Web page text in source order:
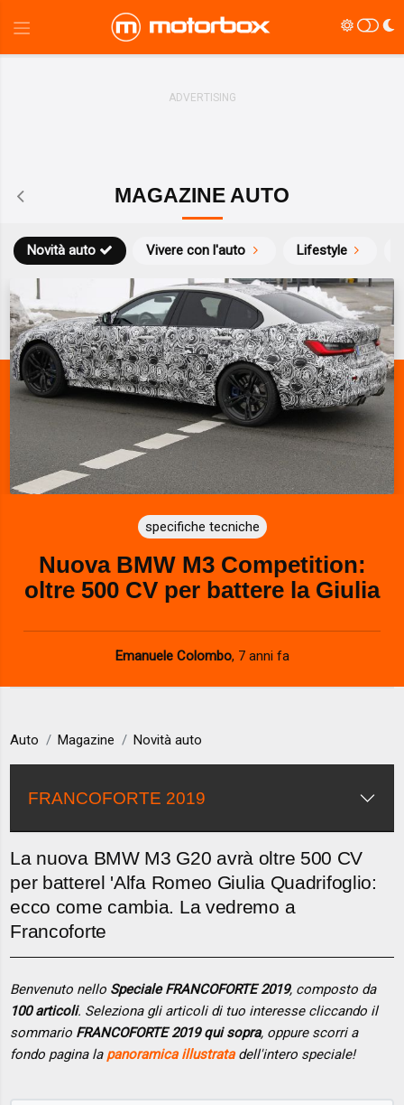
MAGAZINE AUTO
Novità auto Vivere con l'auto Lifestyle
specifiche tecniche
Nuova BMW M3 Competition:
oltre 500 CV per battere la Giulia
Emanuele Colombo, 7 anni fa
Auto Magazine Novità auto
FRANCOFORTE 2019
La nuova BMW M3 G20 avrà oltre 500 CV
per batterel 'Alfa Romeo Giulia Quadrifoglio:
ecco come cambia. La vedremo a
Francoforte
Benvenuto nello Speciale FRANCOFORTE 2019, composto da
100 articoli. Seleziona gli articoli di tuo interesse cliccando il
sommario FRANCOFORTE 2019 qui sopra, oppure scorri a
fondo pagina la panoramica illustratadell'intero speciale!